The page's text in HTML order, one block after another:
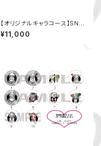
【オリジナルキャラコース】SNS,
ブログ,ライブ配信等で使える2-
3頭身のちびキャラデザイン
¥11,000